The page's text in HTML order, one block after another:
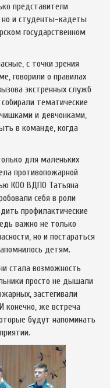
представители
но и студенты-кадеты
государственном
с точки зрения
говорили о правилах
экстренных служб
тематические
и девчонками,
в команде, когда
для маленьких
противопожарной
КОО ВДПО Татьяна
себя в роли
профилактические
важно не только
но и постараться
детям.
стала возможность
просто не дышали
застегивали
конечно, же встреча
будут напоминать